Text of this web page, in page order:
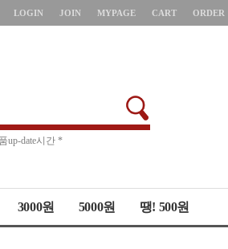
LOGIN JOIN MYPAGE CART ORDER
취소 제한 *
3000원 5000원 땡! 500원